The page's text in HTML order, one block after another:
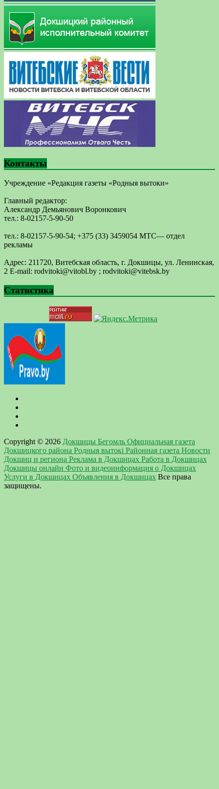
Контакты
Учреждение «Редакция газеты «Родныя вытоки»
Главный редактор:
Александр Демьянович Воронкович
тел.: 8-02157-5-90-50
тел.: 8-02157-5-90-54; +375 (33) 3459054 МТС— отдел
рекламы
Адрес: 211720, Витебская область, г. Докшицы, ул. Ленинская,
2 E-mail: ​rodvitoki@​​vitobl​.by ; rodvitoki@vitebsk.by
Статистика
Copyright © 2026 Докшицы Бегомль Официальная газета
Докшицкого района Родныя вытокi Районная газета Новости
Докшиц и региона Реклама в Докшицах Работа в Докшицах
Докшицы онлайн Фото и видеоинформация о Докшицах
Услуги в Докшицах Объявления в Докшицах Все права
защищены.